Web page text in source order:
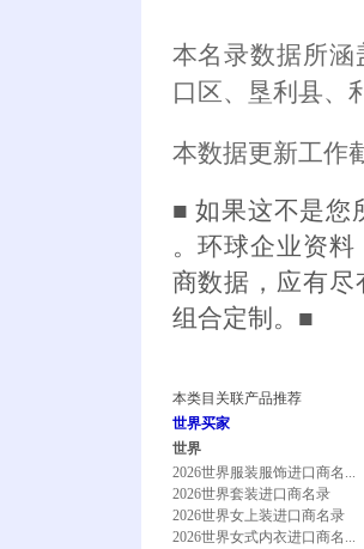
本名录数据所
口区、垦利县、
本数据更新工作
■ 如果这不是您
。环球企业资
商数据，应有
组合定制。■
本类目关联产品推荐
世界买家
世界
2026世界服装服饰进口商名...
2026世界套装进口商名录
2026世界女上装进口商名录
2026世界女式内衣进口商名...